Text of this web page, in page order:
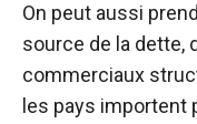
On peut aussi
source de la dette,
commerciaux
les pays importent